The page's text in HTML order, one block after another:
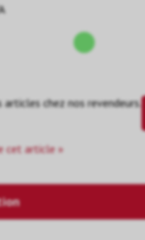
articles chez nos revendeurs.
cet article »